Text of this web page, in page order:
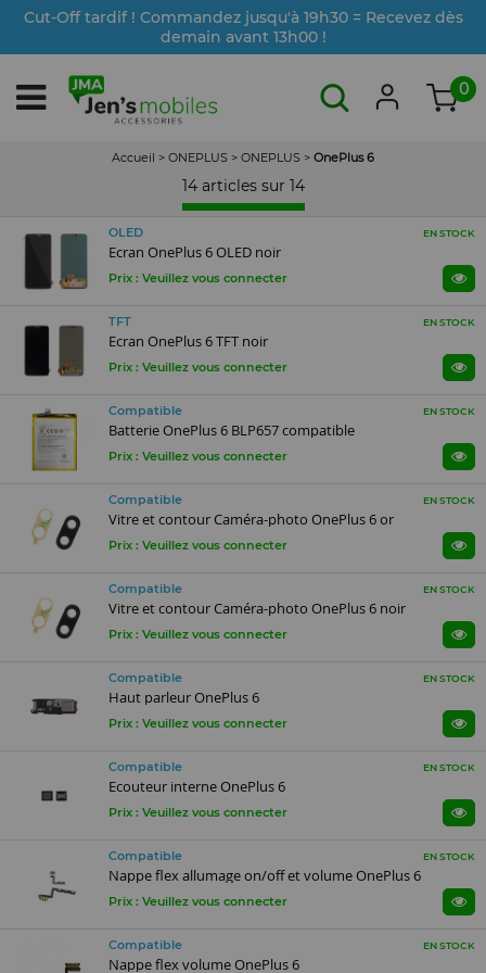
Cut-Off tardif ! Commandez jusqu'à 19h30 = Recevez dès
demain avant 13h00 !
0
Accueil > ONEPLUS > ONEPLUS > OnePlus 6
14 articles sur 14
OLED EN STOCK
Ecran OnePlus 6 OLED noir
Prix : Veuillez vous connecter
TFT EN STOCK
Ecran OnePlus 6 TFT noir
Prix : Veuillez vous connecter
Compatible EN STOCK
Batterie OnePlus 6 BLP657 compatible
Prix : Veuillez vous connecter
Compatible EN STOCK
Vitre et contour Caméra-photo OnePlus 6 or
Prix : Veuillez vous connecter
Compatible EN STOCK
Vitre et contour Caméra-photo OnePlus 6 noir
Prix : Veuillez vous connecter
Compatible EN STOCK
Haut parleur OnePlus 6
Prix : Veuillez vous connecter
Compatible EN STOCK
Ecouteur interne OnePlus 6
Prix : Veuillez vous connecter
Compatible EN STOCK
Nappe flex allumage on/off et volume OnePlus 6
Prix : Veuillez vous connecter
Compatible EN STOCK
Nappe flex volume OnePlus 6